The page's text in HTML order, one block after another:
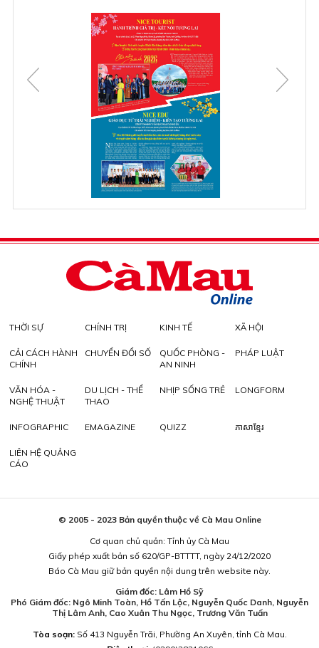
THỜI SỰ CHÍNH TRỊ KINH TẾ XÃ HỘI
CẢI CÁCH HÀNH
CHÍNH
CHUYỂN ĐỔI SỐ
QUỐC PHÒNG -
AN NINH
PHÁP LUẬT
VĂN HÓA -
NGHỆ THUẬT
DU LỊCH - THỂ
THAO
NHỊP SỐNG TRẺ LONGFORM
INFOGRAPHIC EMAGAZINE QUIZZ ភាសាខ្មែរ
LIÊN HỆ QUẢNG
CÁO
© 2005 - 2023 Bản quyền thuộc về Cà Mau Online
Cơ quan chủ quản: Tỉnh ủy Cà Mau
Giấy phép xuất bản số 620/GP-BTTTT, ngày 24/12/2020
Báo Cà Mau giữ bản quyền nội dung trên website này.
Giám đốc: Lâm Hồ Sỹ
Phó Giám đốc: Ngô Minh Toàn, Hồ Tấn Lộc, Nguyễn Quốc Danh, Nguyễn
Thị Lâm Anh, Cao Xuân Thu Ngọc, Trương Văn Tuấn
Tòa soạn:Số 413 Nguyễn Trãi, Phường An Xuyên, tỉnh Cà Mau.